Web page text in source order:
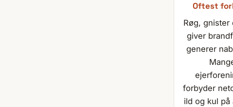
Oftest
Røg, gnister
giver
generer
forbyder
ild og kul på